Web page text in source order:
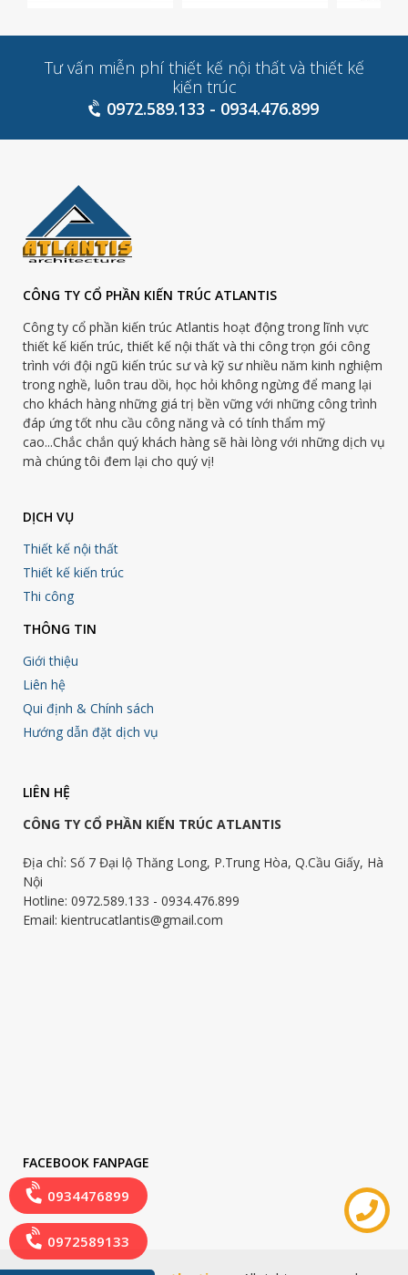
Tư vấn miễn phí thiết kế nội thất và thiết kế
kiến trúc
0972.589.133 - 0934.476.899
CÔNG TY CỔ PHẦN KIẾN TRÚC ATLANTIS
Công ty cổ phần kiến trúc Atlantis hoạt động trong lĩnh vực
thiết kế kiến trúc, thiết kế nội thất và thi công trọn gói công
trình với đội ngũ kiến trúc sư và kỹ sư nhiều năm kinh nghiệm
trong nghề, luôn trau dồi, học hỏi không ngừng để mang lại
cho khách hàng những giá trị bền vững với những công trình
đáp ứng tốt nhu cầu công năng và có tính thẩm mỹ
cao...Chắc chắn quý khách hàng sẽ hài lòng với những dịch vụ
mà chúng tôi đem lại cho quý vị!
DỊCH VỤ
Thiết kế nội thất
Thiết kế kiến trúc
Thi công
THÔNG TIN
Giới thiệu
Liên hệ
Qui định & Chính sách
Hướng dẫn đặt dịch vụ
LIÊN HỆ
CÔNG TY CỔ PHẦN KIẾN TRÚC ATLANTIS
Địa chỉ: Số 7 Đại lộ Thăng Long, P.Trung Hòa, Q.Cầu Giấy, Hà
Nội
Hotline: 0972.589.133 - 0934.476.899
Email: kientrucatlantis@gmail.com
FACEBOOK FANPAGE
0972589133
0934476899